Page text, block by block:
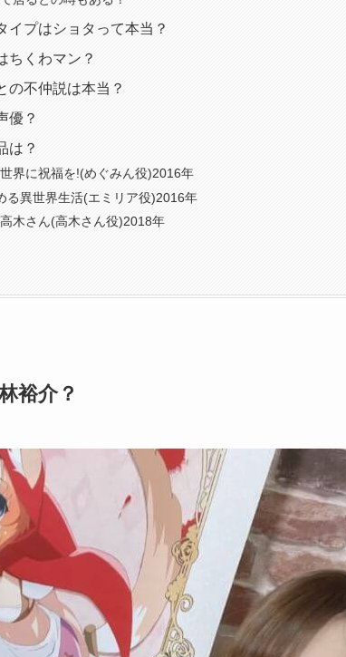
イプはショタって本当？
ちくわマン？
の不仲説は本当？
優？
は？
界に祝福を!(めぐみん役)2016年
る異世界生活(エミリア役)2016年
木さん(高木さん役)2018年
裕介？